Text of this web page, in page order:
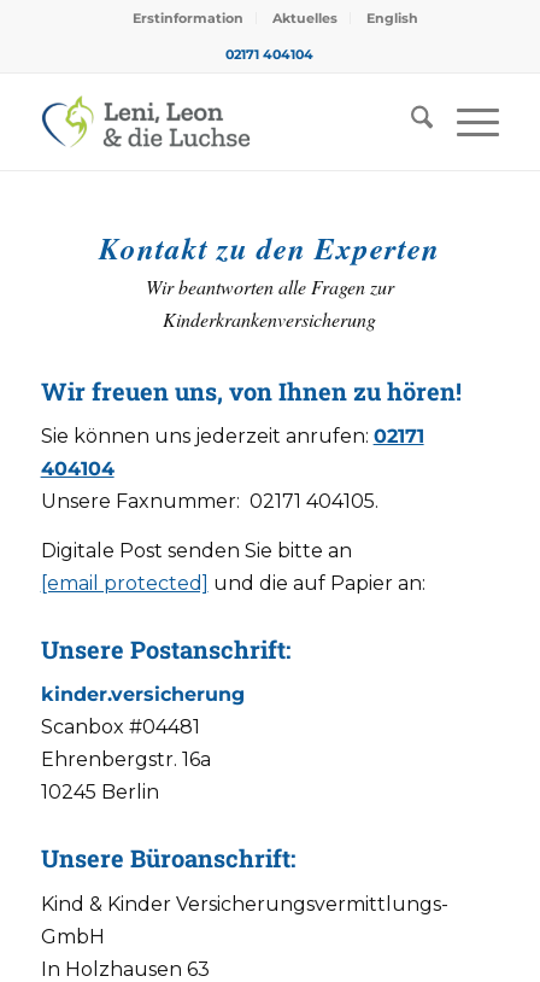
Erstinformation Aktuelles English
02171 404104
Kontakt zu den Experten
Wir beantworten alle Fragen zur
Kinderkrankenversicherung
Wir freuen uns, von Ihnen zu hören!
Sie können uns jederzeit anrufen: 02171
404104
Unsere Faxnummer: 02171 404105.
Digitale Post senden Sie bitte an
[email protected] und die auf Papier an:
Unsere Postanschrift:
kinder.versicherung
Scanbox #04481
Ehrenbergstr. 16a
10245 Berlin
Unsere Büroanschrift:
Kind & Kinder Versicherungsvermittlungs-
GmbH
In Holzhausen 63